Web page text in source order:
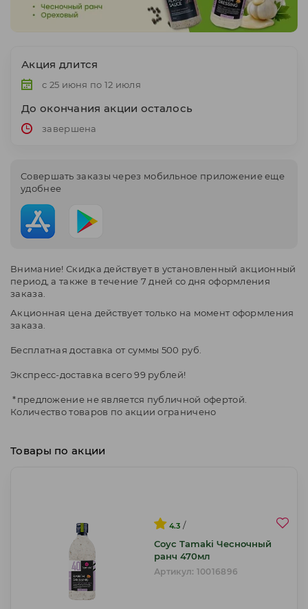
Акция длится
с 25 июня по 12 июля
До окончания акции осталось
завершена
Cовершать заказы через мобильное приложение еще
удобнее
Внимание! Скидка действует в установленный акционный
период, а также в течение 7 дней со дня оформления
заказа.
Акционная цена действует только на момент оформления
заказа.
Бесплатная доставка от суммы 500 руб.
Экспресс-доставка всего 99 рублей!
*предложение не является публичной офертой.
Количество товаров по акции ограничено
Товары по акции
4.3 /
Соус Tamaki Чесночный
ранч 470мл
Артикул: 10016896